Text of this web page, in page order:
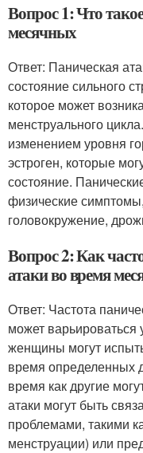
Вопрос 1: Что
месячных
Ответ: Паническая
состояние сильного
которое может
менструального
изменением уровня
эстроген, которые
состояние.
физические
головокружение,
Вопрос 2: Как
атаки во время
Ответ: Частота
может
женщины могут
время определенных
время как другие
атаки могут быть
проблемами, такими
менструации) или